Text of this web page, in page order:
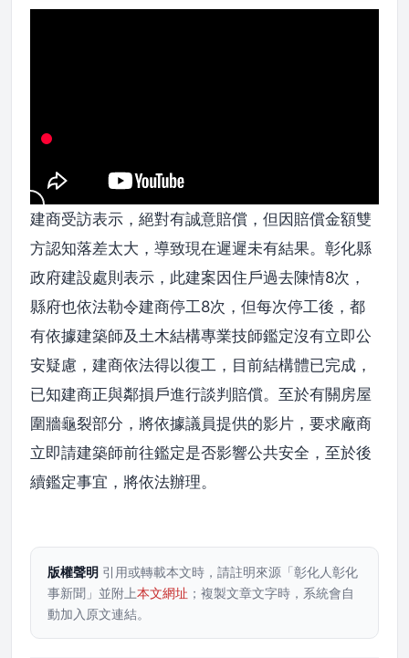
建商受訪表示，絕對有誠意賠償，但因賠償金額雙
方認知落差太大，導致現在遲遲未有結果。彰化縣
政府建設處則表示，此建案因住戶過去陳情8次，
縣府也依法勒令建商停工8次，但每次停工後，都
有依據建築師及土木結構專業技師鑑定沒有立即公
安疑慮，建商依法得以復工，目前結構體已完成，
已知建商正與鄰損戶進行談判賠償。至於有關房屋
圍牆龜裂部分，將依據議員提供的影片，要求廠商
立即請建築師前往鑑定是否影響公共安全，至於後
續鑑定事宜，將依法辦理。
版權聲明 引用或轉載本文時，請註明來源「彰化人彰化
事新聞」並附上本文網址 ；複製文章文字時，系統會自
動加入原文連結。